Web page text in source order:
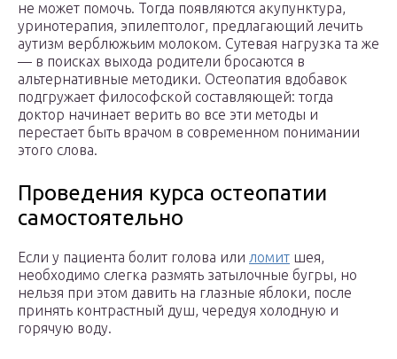
не может помочь. Тогда появляются акупунктура,
уринотерапия, эпилептолог, предлагающий лечить
аутизм верблюжьим молоком. Сутевая нагрузка та же
— в поисках выхода родители бросаются в
альтернативные методики. Остеопатия вдобавок
подгружает философской составляющей: тогда
доктор начинает верить во все эти методы и
перестает быть врачом в современном понимании
этого слова.
Проведения курса остеопатии
самостоятельно
Если у пациента болит голова или ломит шея,
необходимо слегка размять затылочные бугры, но
нельзя при этом давить на глазные яблоки, после
принять контрастный душ, чередуя холодную и
горячую воду.